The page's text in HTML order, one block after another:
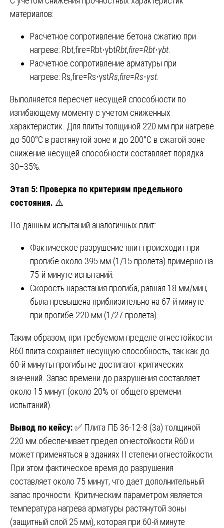
материалов:
Расчетное сопротивление бетона сжатию при
нагреве: Rbt,fire=Rbt⋅γbtRbt,fire​=Rbt​⋅γbt
Расчетное сопротивление арматуры при
нагреве: Rs,fire=Rs⋅γstRs,fire​=Rs​⋅γst
Выполняется пересчет несущей способности по
изгибающему моменту с учетом сниженных
характеристик. Для плиты толщиной 220 мм при нагреве
до 500°C в растянутой зоне и до 200°C в сжатой зоне
снижение несущей способности составляет порядка
30–35%.
Этап 5: Проверка по критериям предельного
состояния. ⚠️
По данным испытаний аналогичных плит:
Фактическое разрушение плит происходит при
прогибе около 395 мм (1/15 пролета) примерно на
75-й минуте испытаний.
Скорость нарастания прогиба, равная 18 мм/мин,
была превышена приблизительно на 67-й минуте
при прогибе 220 мм (1/27 пролета).
Таким образом, при требуемом пределе огнестойкости
R60 плита сохраняет несущую способность, так как до
60-й минуты прогибы не достигают критических
значений. Запас времени до разрушения составляет
около 15 минут (около 20% от общего времени
испытаний).
Вывод по кейсу:✅ Плита ПБ 36-12-8 (3а) толщиной
220 мм обеспечивает предел огнестойкости R60 и
может применяться в зданиях II степени огнестойкости.
При этом фактическое время до разрушения
составляет около 75 минут, что дает дополнительный
запас прочности. Критическим параметром является
температура нагрева арматуры растянутой зоны
(защитный слой 25 мм), которая при 60-й минуте